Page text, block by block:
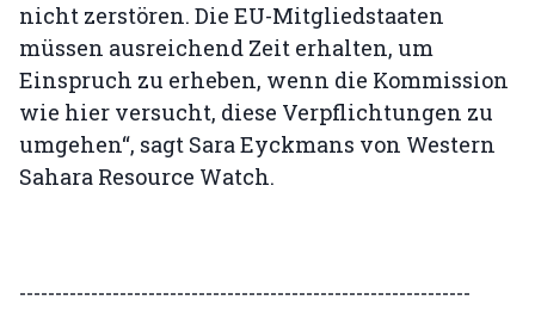
nicht zerstören. Die EU-Mitgliedstaaten
müssen ausreichend Zeit erhalten, um
Einspruch zu erheben, wenn die Kommission
wie hier versucht, diese Verpflichtungen zu
umgehen“, sagt Sara Eyckmans von Western
Sahara Resource Watch.
---------------------------------------------------------------